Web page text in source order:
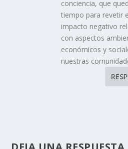
conciencia, que
tiempo para revetir
impacto negativo
con aspectos
económicos y
nuestras